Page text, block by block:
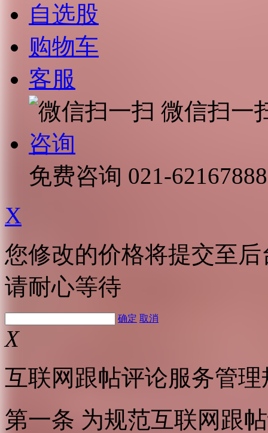
自选股
购物车
客服
微信扫一
咨询
免费咨询 021-62167888
X
您修改的价格将提交至
请耐心等待
确定 取消
X
互联网跟帖评论服务管理
第一条 为规范互联网跟